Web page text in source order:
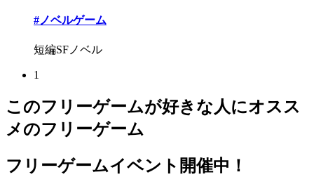
#ノベルゲーム
短編SFノベル
1
このフリーゲームが好きな人にオスス
メのフリーゲーム
フリーゲームイベント開催中！